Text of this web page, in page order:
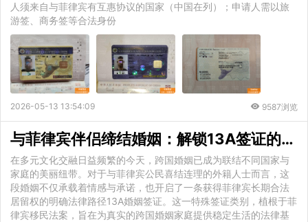
人须来自与菲律宾有互惠协议的国家（中国在列）；申请人需以旅
游签、商务签等合法身份
2026-05-13 13:54:09 9587浏览
与菲律宾伴侣缔结婚姻：解锁13A签证的居留优势与合规要务
在多元文化交融日益频繁的今天，跨国婚姻已成为联结不同国家与
家庭的美丽纽带。对于与菲律宾公民喜结连理的外籍人士而言，这
段婚姻不仅承载着情感与承诺，也开启了一条获得菲律宾长期合法
居留权的明确法律路径13A婚姻签证。这一特殊签证类别，植根于菲
律宾移民法案，旨在为真实的跨国婚姻家庭提供稳定生活的法律基